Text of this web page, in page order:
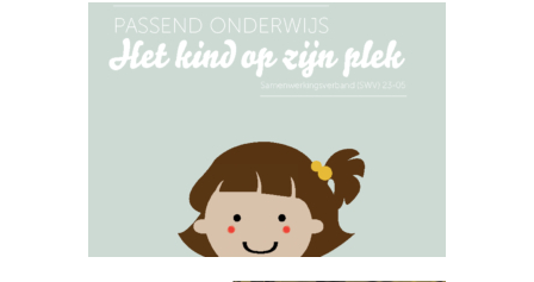
Casus: Hanseatic City Challenge